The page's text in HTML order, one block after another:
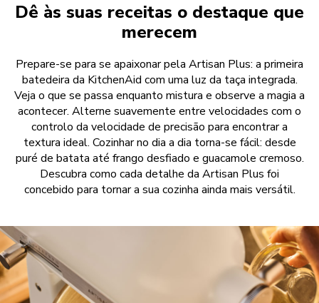
Dê às suas receitas o destaque que
merecem
Prepare-se para se apaixonar pela Artisan Plus: a primeira
batedeira da KitchenAid com uma luz da taça integrada.
Veja o que se passa enquanto mistura e observe a magia a
acontecer. Alterne suavemente entre velocidades com o
controlo da velocidade de precisão para encontrar a
textura ideal. Cozinhar no dia a dia torna-se fácil: desde
puré de batata até frango desfiado e guacamole cremoso.
Descubra como cada detalhe da Artisan Plus foi
concebido para tornar a sua cozinha ainda mais versátil.